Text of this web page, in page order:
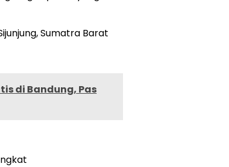
Sumatra Barat
di Bandung, Pas